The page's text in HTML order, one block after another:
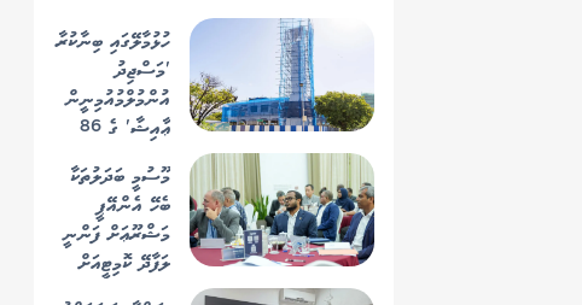
ހުޅުމާލޭގައި ބިނާކުރާ
'މަސްޖިދު
އުންމުލްމުއުމިނީން
ޢާއިޝާ' ގެ 86
މަސައްކަތް ނިމިއްޖެ
މޫސުމީ ބަދަލުތަކާ
ބެހޭ އެންއޭޕީ
މަޝްރޫޢަށް ފަންނީ
ލަފާދޭ ކޮމިޓީއަށް